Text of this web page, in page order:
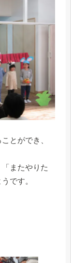
とができ、
またやりた
です。